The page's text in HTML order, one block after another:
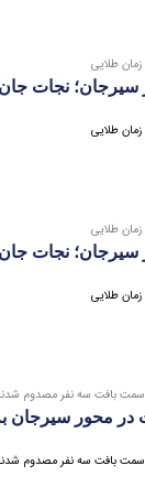
طلایی
سیرجان؛ نجات
طلایی
طلایی
سیرجان؛ نجات
طلایی
سمت بافت سه نفر مصدوم
در محور
سمت بافت سه نفر مصدوم